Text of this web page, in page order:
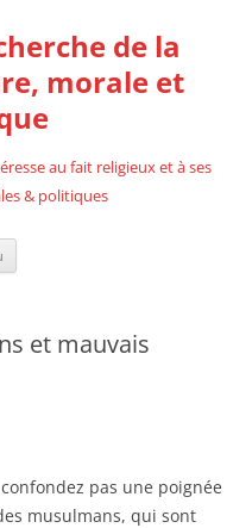
de la
morale et
au fait religieux et à ses
& politiques
et mauvais
pas une poignée
musulmans, qui sont